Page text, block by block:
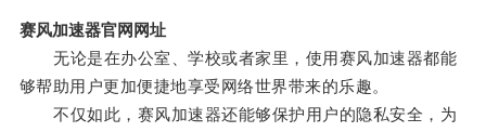
赛风加速器官网网址
无论是在办公室、学校或者家里，使用赛风加速器都能
够帮助用户更加便捷地享受网络世界带来的乐趣。
不仅如此，赛风加速器还能够保护用户的隐私安全，为